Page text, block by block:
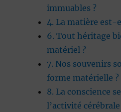
immuables ?
4. La matière est-
6. Tout héritage
matériel ?
7. Nos souvenirs
forme matérielle ?
8. La conscience
l’activité cérébrale